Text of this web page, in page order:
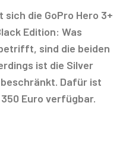
die GoPro Hero 3+
Edition: Was
sind die beiden
ist die Silver
Dafür ist
Euro verfügbar.